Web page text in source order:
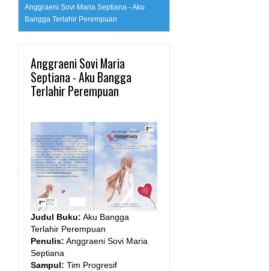
Anggraeni Sovi Maria Septiana - Aku
Bangga Terlahir Perempuan
Anggraeni Sovi Maria
Septiana - Aku Bangga
Terlahir Perempuan
Judul Buku: Aku Bangga
Terlahir Perempuan
Penulis: Anggraeni Sovi Maria
Septiana
Sampul: Tim Progresif